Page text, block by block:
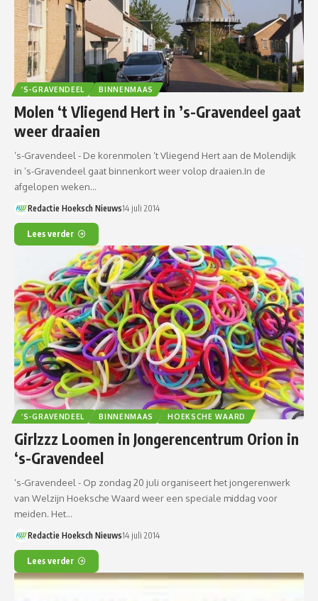
’S-GRAVENDEEL BINNENMAAS
Molen ‘t Vliegend Hert in ’s-Gravendeel gaat
weer draaien
’s-Gravendeel - De korenmolen ’t Vliegend Hert aan de Molendijk
in ’s-Gravendeel gaat binnenkort weer volop draaien.In de
afgelopen weken…
Redactie Hoeksch Nieuws14 juli 2014
Lees verder
’S-GRAVENDEEL BINNENMAAS HOEKSCHE WAARD
Girlzzz Loomen in Jongerencentrum Orion in
‘s-Gravendeel
‘s-Gravendeel - Op zondag 20 juli organiseert het jongerenwerk
van Welzijn Hoeksche Waard weer een speciale middag voor
meiden. Het…
Redactie Hoeksch Nieuws14 juli 2014
Lees verder